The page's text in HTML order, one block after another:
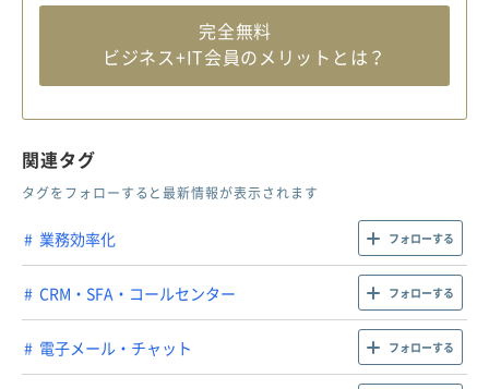
完全無料
ビジネス+IT会員のメリットとは？
関連タグ
タグをフォローすると最新情報が表示されます
業務効率化 フォローする
CRM・SFA・コールセンター フォローする
電子メール・チャット フォローする